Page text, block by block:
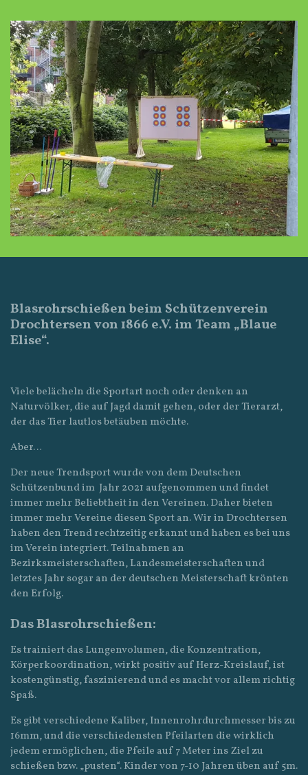
Blasrohrschießen beim Schützenverein
Drochtersen von 1866 e.V. im Team „Blaue
Elise“.
Viele belächeln die Sportart noch oder denken an
Naturvölker, die auf Jagd damit gehen, oder der Tierarzt,
der das Tier lautlos betäuben möchte.
Aber…
Der neue Trendsport wurde von dem Deutschen
Schützenbund im Jahr 2021 aufgenommen und findet
immer mehr Beliebtheit in den Vereinen. Daher bieten
immer mehr Vereine diesen Sport an. Wir in Drochtersen
haben den Trend rechtzeitig erkannt und haben es bei uns
im Verein integriert. Teilnahmen an
Bezirksmeisterschaften, Landesmeisterschaften und
letztes Jahr sogar an der deutschen Meisterschaft krönten
den Erfolg.
Das Blasrohrschießen:
Es trainiert das Lungenvolumen, die Konzentration,
Körperkoordination, wirkt positiv auf Herz-Kreislauf, ist
kostengünstig, faszinierend und es macht vor allem richtig
Spaß.
Es gibt verschiedene Kaliber, Innenrohrdurchmesser bis zu
16mm, und die verschiedensten Pfeilarten die wirklich
jedem ermöglichen, die Pfeile auf 7 Meter ins Ziel zu
schießen bzw. „pusten“. Kinder von 7-10 Jahren üben auf 5m.